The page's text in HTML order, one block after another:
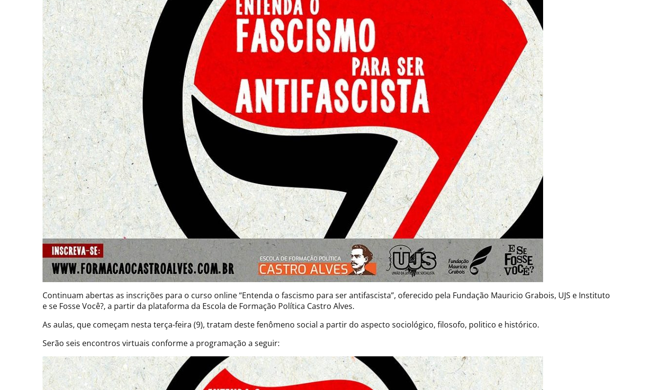
Continuam abertas as inscrições para o curso online “Entenda o fascismo para ser antifascista”, oferecido pela Fundação Mauricio Grabois, UJS e Instituto
e se Fosse Você?, a partir da plataforma da Escola de Formação Política Castro Alves.
As aulas, que começam nesta terça-feira (9), tratam deste fenômeno social a partir do aspecto sociológico, filosofo, politico e histórico.
Serão seis encontros virtuais conforme a programação a seguir: